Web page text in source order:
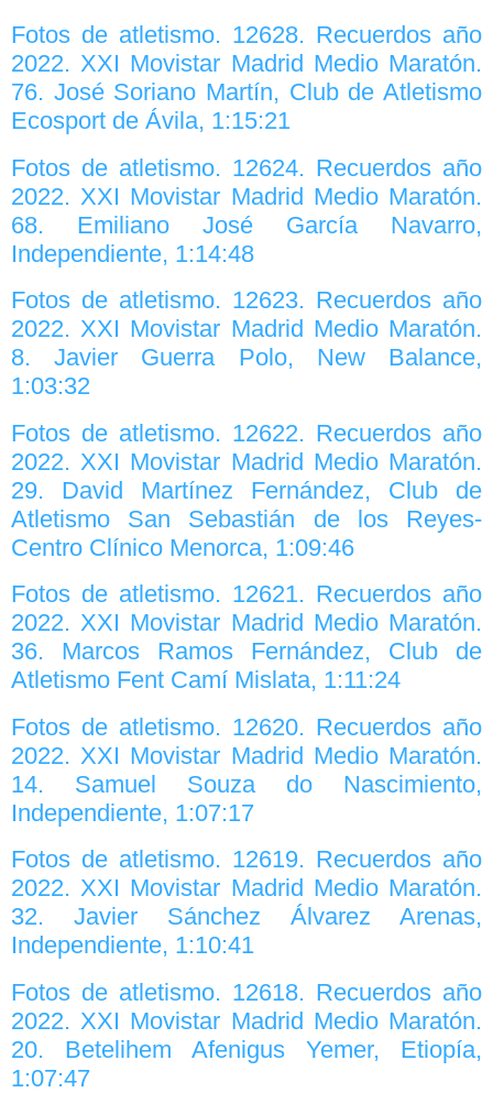
Fotos de atletismo. 12628. Recuerdos año
2022. XXI Movistar Madrid Medio Maratón.
76. José Soriano Martín, Club de Atletismo
Ecosport de Ávila, 1:15:21
Fotos de atletismo. 12624. Recuerdos año
2022. XXI Movistar Madrid Medio Maratón.
68. Emiliano José García Navarro,
Independiente, 1:14:48
Fotos de atletismo. 12623. Recuerdos año
2022. XXI Movistar Madrid Medio Maratón.
8. Javier Guerra Polo, New Balance,
1:03:32
Fotos de atletismo. 12622. Recuerdos año
2022. XXI Movistar Madrid Medio Maratón.
29. David Martínez Fernández, Club de
Atletismo San Sebastián de los Reyes-
Centro Clínico Menorca, 1:09:46
Fotos de atletismo. 12621. Recuerdos año
2022. XXI Movistar Madrid Medio Maratón.
36. Marcos Ramos Fernández, Club de
Atletismo Fent Camí Mislata, 1:11:24
Fotos de atletismo. 12620. Recuerdos año
2022. XXI Movistar Madrid Medio Maratón.
14. Samuel Souza do Nascimiento,
Independiente, 1:07:17
Fotos de atletismo. 12619. Recuerdos año
2022. XXI Movistar Madrid Medio Maratón.
32. Javier Sánchez Álvarez Arenas,
Independiente, 1:10:41
Fotos de atletismo. 12618. Recuerdos año
2022. XXI Movistar Madrid Medio Maratón.
20. Betelihem Afenigus Yemer, Etiopía,
1:07:47